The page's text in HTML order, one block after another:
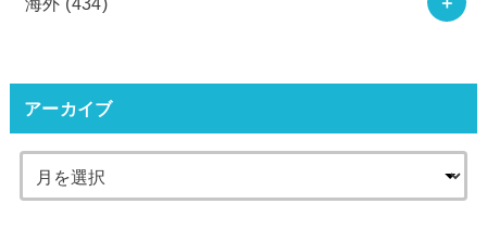
アーカイブ